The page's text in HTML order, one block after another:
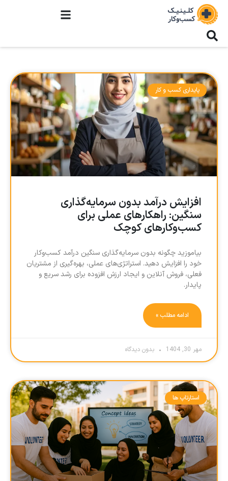
پایداری کسب و کار
افزایش درآمد بدون سرمایه‌گذاری
سنگین: راهکارهای عملی برای
کسب‌وکارهای کوچک
بیاموزید چگونه بدون سرمایه‌گذاری سنگین درآمد کسب‌وکار
خود را افزایش دهید. استراتژی‌های عملی، بهره‌گیری از مشتریان
فعلی، فروش آنلاین و ایجاد ارزش افزوده برای رشد سریع و
پایدار.
ادامه مطلب »
مهر 30, 1404 بدون دیدگاه
استارتاپ ها